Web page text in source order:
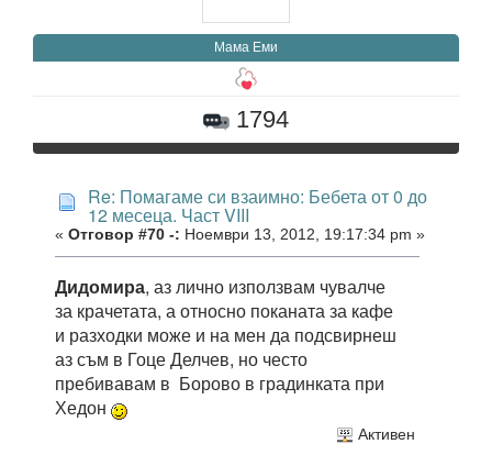
Мама Еми
1794
Re: Помагаме си взаимно: Бебета от 0 до
12 месеца. Част VIII
« Отговор #70 -: Ноември 13, 2012, 19:17:34 pm »
Дидомира, аз лично използвам чувалче
за крачетата, а относно поканата за кафе
и разходки може и на мен да подсвирнеш
аз съм в Гоце Делчев, но често
пребивавам в Борово в градинката при
Хедон
Активен